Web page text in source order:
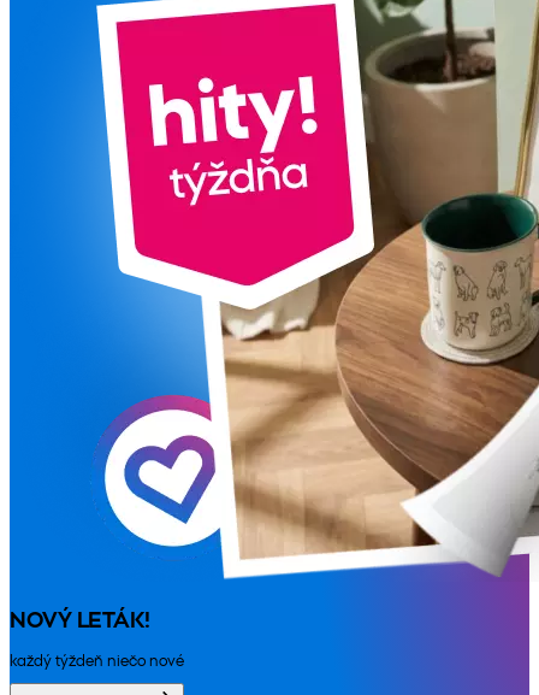
NOVÝ LETÁK!
každý týždeň niečo nové